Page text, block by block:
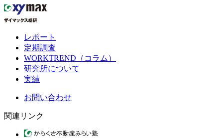
レポート
定期調査
WORKTREND（コラム）
研究所について
実績
お問い合わせ
関連リンク